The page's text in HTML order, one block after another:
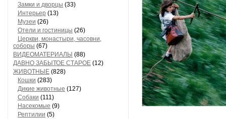
Замки и дворцы (33)
Интерьер (13)
Музеи (26)
Отели и гостиницы (26)
Церкви, монастыри, часовни,
соборы (67)
ВИДЕОМАТЕРИАЛЫ (88)
ДАВНО ЗАБЫТОЕ СТАРОЕ (12)
ЖИВОТНЫЕ (828)
Кошки (283)
Дикие животные (127)
Собаки (111)
Насекомые (9)
Рептилии (5)